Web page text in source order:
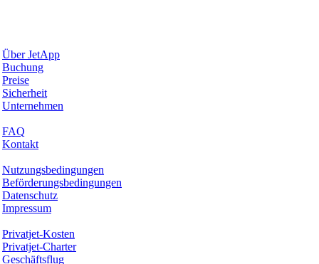
Über JetApp
Buchung
Preise
Sicherheit
Unternehmen
FAQ
Kontakt
Nutzungsbedingungen
Beförderungsbedingungen
Datenschutz
Impressum
Privatjet-Kosten
Privatjet-Charter
Geschäftsflug